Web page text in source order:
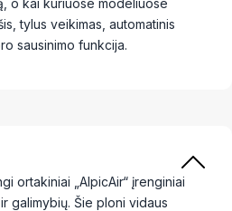
o kai kuriuose modeliuose
tylus veikimas, automatinis
sausinimo funkcija.
ortakiniai „AlpicAir“ įrenginiai
galimybių. Šie ploni vidaus